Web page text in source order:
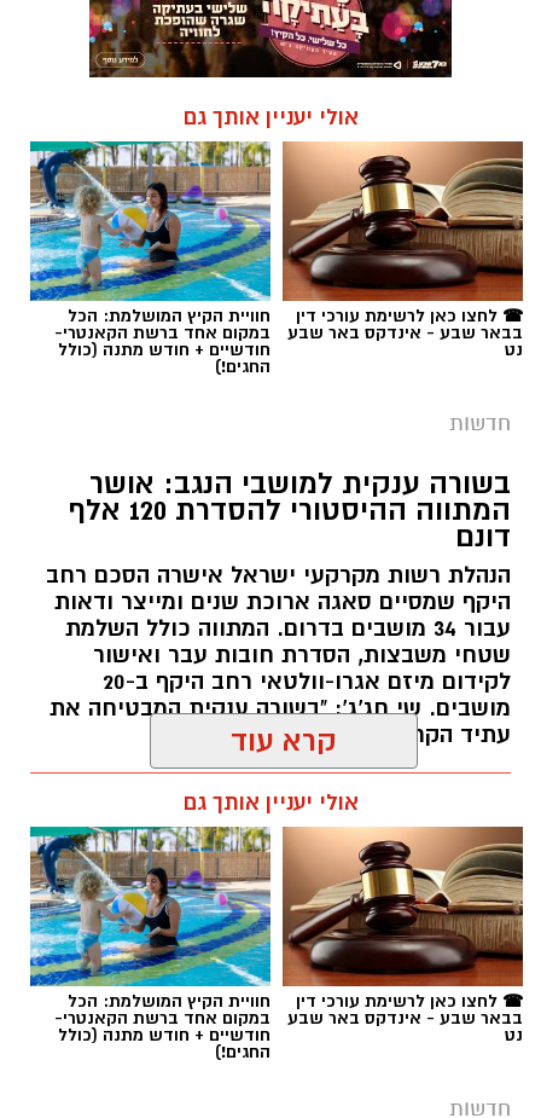
אולי יעניין אותך גם
☎ לחצו כאן לרשימת עורכי דין
בבאר שבע - אינדקס באר שבע
נט
חוויית הקיץ המושלמת: הכל
במקום אחד ברשת הקאנטרי-
חודשיים + חודש מתנה (כולל
החגים!)
חדשות
בשורה ענקית למושבי הנגב: אושר
המתווה ההיסטורי להסדרת 120 אלף
דונם
הנהלת רשות מקרקעי ישראל אישרה הסכם רחב
היקף שמסיים סאגה ארוכת שנים ומייצר ודאות
עבור 34 מושבים בדרום. המתווה כולל השלמת
שטחי משבצות, הסדרת חובות עבר ואישור
לקידום מיזם אגרו-וולטאי רחב היקף ב-20
מושבים. שי חג'ג': "בשורה ענקית המבטיחה את
עתיד הקרקעות"
תגים:רמ"י
קרא עוד
אולי יעניין אותך גם
☎ לחצו כאן לרשימת עורכי דין
בבאר שבע - אינדקס באר שבע
נט
חוויית הקיץ המושלמת: הכל
במקום אחד ברשת הקאנטרי-
חודשיים + חודש מתנה (כולל
החגים!)
חדשות